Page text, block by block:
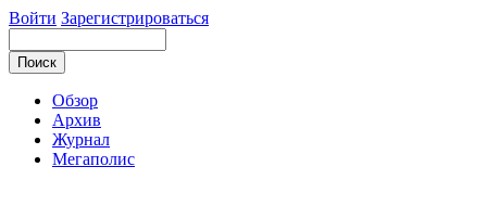
Войти Зарегистрироваться
Обзор
Архив
Журнал
Мегаполис